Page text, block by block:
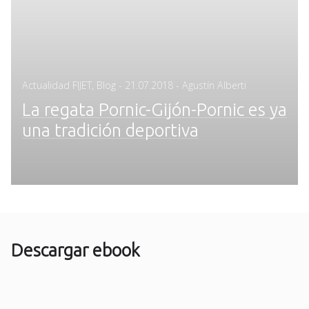
Actualidad FIJET Blog - Posted
21.07.2018 - Agustín Alberti
La regata Pornic-Gijón-Pornic es ya
una tradición deportiva
Descargar ebook